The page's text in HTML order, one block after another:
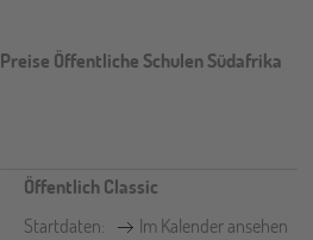
Preise Öffentliche Schulen Südafrika
Öffentlich Classic
Startdaten:
Im Kalender ansehen